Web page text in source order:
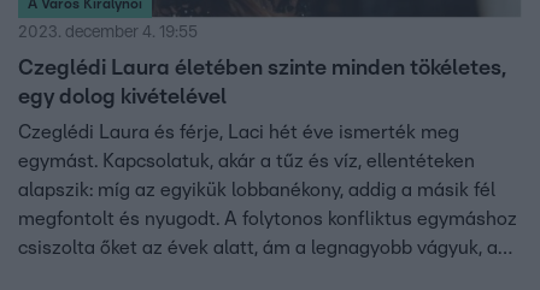
A Város Királynői
2023. december 4. 19:55
Czeglédi Laura életében szinte minden tökéletes,
egy dolog kivételével
Czeglédi Laura és férje, Laci hét éve ismerték meg
egymást. Kapcsolatuk, akár a tűz és víz, ellentéteken
alapszik: míg az egyikük lobbanékony, addig a másik fél
megfontolt és nyugodt. A folytonos konfliktus egymáshoz
csiszolta őket az évek alatt, ám a legnagyobb vágyuk, a